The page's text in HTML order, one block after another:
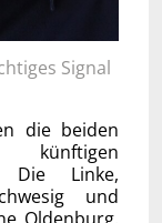
Signal
die beiden
künftigen
Die Linke,
und
Oldenburg,